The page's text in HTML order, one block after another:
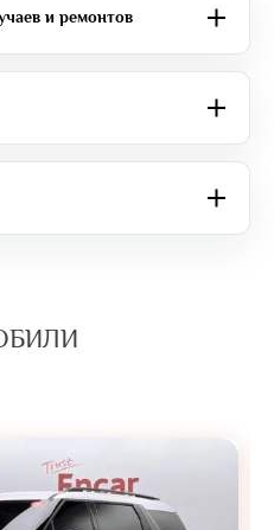
и ремонтов